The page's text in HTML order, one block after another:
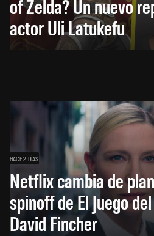
of Zelda? Un nuevo
actor Uli Latukefu
HACE 2 DÍAS
Netflix cambia de
spinoff de El Juego
David Fincher